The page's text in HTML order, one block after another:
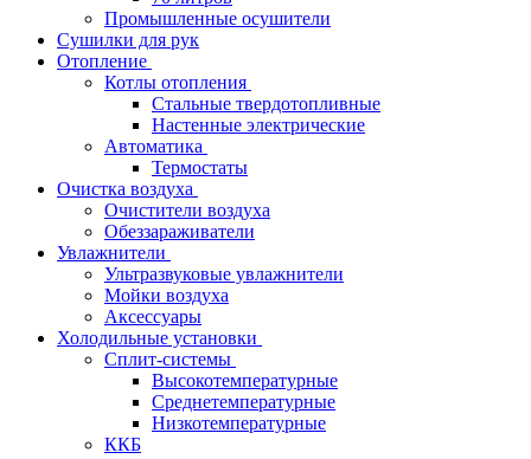
Промышленные осушители
Сушилки для рук
Отопление
Котлы отопления
Стальные твердотопливные
Настенные электрические
Автоматика
Термостаты
Очистка воздуха
Очистители воздуха
Обеззараживатели
Увлажнители
Ультразвуковые увлажнители
Мойки воздуха
Аксессуары
Холодильные установки
Сплит-системы
Высокотемпературные
Среднетемпературные
Низкотемпературные
ККБ